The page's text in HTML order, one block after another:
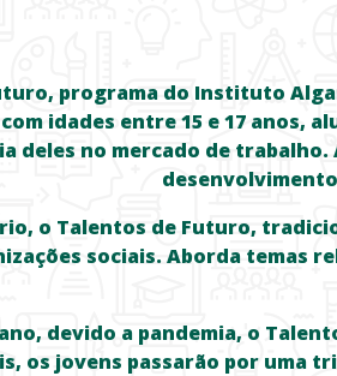
programa do Instituto
idades entre 15 e 17 anos,
deles no mercado de
o Talentos de Futuro,
sociais. Aborda temas
devido a pandemia, o
os jovens passarão por uma